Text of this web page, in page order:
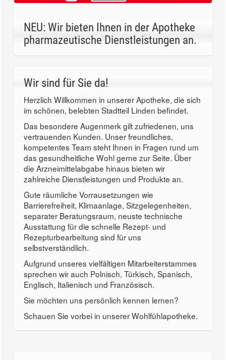
NEU: Wir bieten Ihnen in der Apotheke
pharmazeutische Dienstleistungen an.
Wir sind für Sie da!
Herzlich Willkommen in unserer Apotheke, die sich
im schönen, belebten Stadtteil Linden befindet.
Das besondere Augenmerk gilt zufriedenen, uns
vertrauenden Kunden. Unser freundliches,
kompetentes Team steht Ihnen in Fragen rund um
das gesundheitliche Wohl gerne zur Seite. Über
die Arzneimittelabgabe hinaus bieten wir
zahlreiche Dienstleistungen und Produkte an.
Gute räumliche Vorrausetzungen wie
Barrierefreiheit, Klimaanlage, Sitzgelegenheiten,
separater Beratungsraum, neuste technische
Ausstattung für die schnelle Rezept- und
Rezepturbearbeitung sind für uns
selbstverständlich.
Aufgrund unseres vielfältigen Mitarbeiterstammes
sprechen wir auch Polnisch, Türkisch, Spanisch,
Englisch, Italienisch und Französisch.
Sie möchten uns persönlich kennen lernen?
Schauen Sie vorbei in unserer Wohlfühlapotheke.